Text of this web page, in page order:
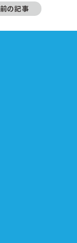
前の記事